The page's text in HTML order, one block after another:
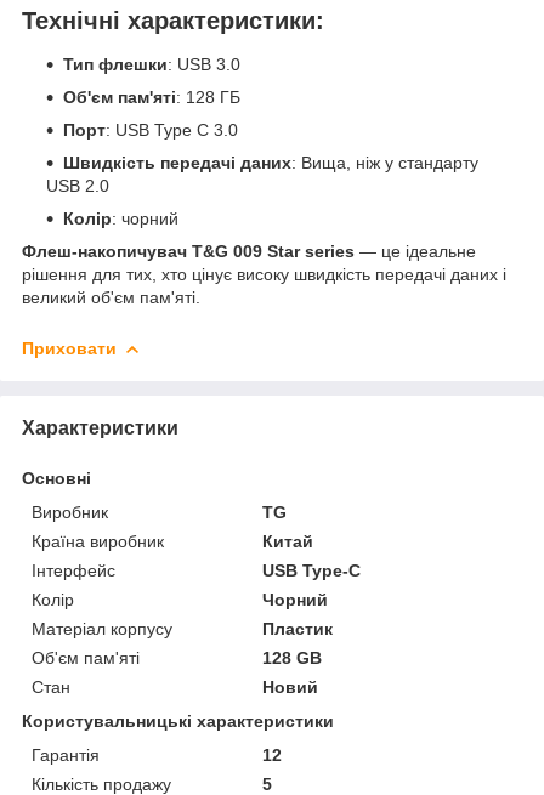
Технічні характеристики:
Тип флешки: USB 3.0
Об'єм пам'яті: 128 ГБ
Порт: USB Type C 3.0
Швидкість передачі даних: Вища, ніж у стандарту
USB 2.0
Колір: чорний
Флеш-накопичувач T&G 009 Star series — це ідеальне
рішення для тих, хто цінує високу швидкість передачі даних і
великий об'єм пам'яті.
Приховати
Характеристики
Основні
Виробник
TG
Країна виробник
Китай
Інтерфейс
USB Type-C
Колір
Чорний
Матеріал корпусу
Пластик
Об'єм пам'яті
128 GB
Стан
Новий
Користувальницькі характеристики
Гарантія
12
Кількість продажу
5